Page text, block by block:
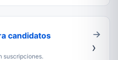
candidatos
suscripciones.